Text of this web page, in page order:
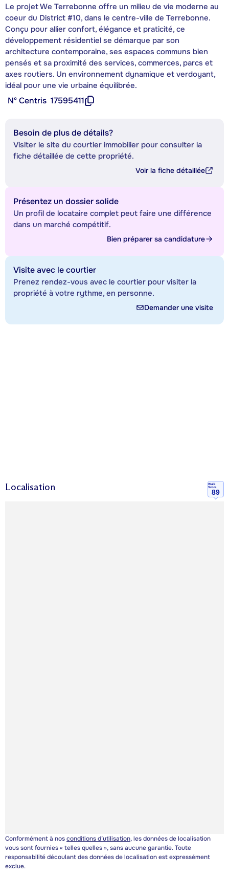
Le projet We Terrebonne offre un milieu de vie moderne au
coeur du District #10, dans le centre-ville de Terrebonne.
Conçu pour allier confort, élégance et praticité, ce
développement résidentiel se démarque par son
architecture contemporaine, ses espaces communs bien
pensés et sa proximité des services, commerces, parcs et
axes routiers. Un environnement dynamique et verdoyant,
idéal pour une vie urbaine équilibrée.
Nº Centris 17595411
Besoin de plus de détails?
Visiter le site du courtier immobilier pour consulter la
fiche détaillée de cette propriété.
Voir la fiche détaillée
Présentez un dossier solide
Un profil de locataire complet peut faire une différence
dans un marché compétitif.
Bien préparer sa candidature
Visite avec le courtier
Prenez rendez-vous avec le courtier pour visiter la
propriété à votre rythme, en personne.
Demander une visite
Localisation
Walk
Score
89
Conformément à nosconditions d’utilisation, les données de localisation
vous sont fournies « telles quelles », sans aucune garantie. Toute
responsabilité découlant des données de localisation est expressément
exclue.